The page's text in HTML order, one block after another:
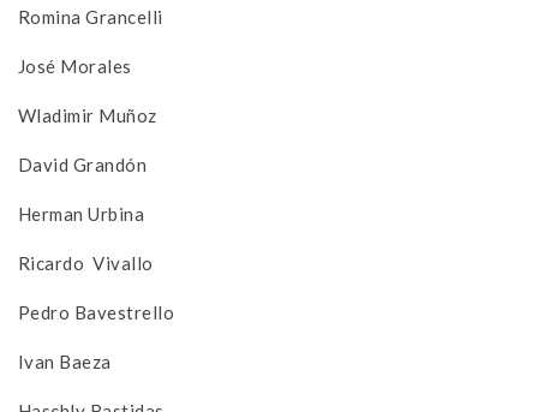
Romina Grancelli
José Morales
Wladimir Muñoz
David Grandón
Herman Urbina
Ricardo Vivallo
Pedro Bavestrello
Ivan Baeza